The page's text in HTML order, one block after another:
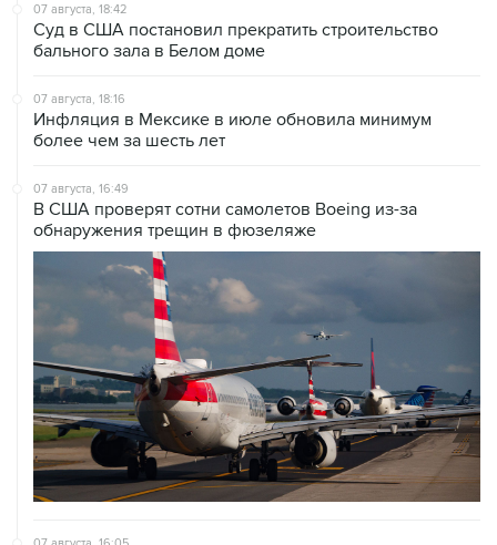
07 августа, 18:42
Суд в США постановил прекратить строительство
бального зала в Белом доме
07 августа, 18:16
Инфляция в Мексике в июле обновила минимум
более чем за шесть лет
07 августа, 16:49
В США проверят сотни самолетов Boeing из-за
обнаружения трещин в фюзеляже